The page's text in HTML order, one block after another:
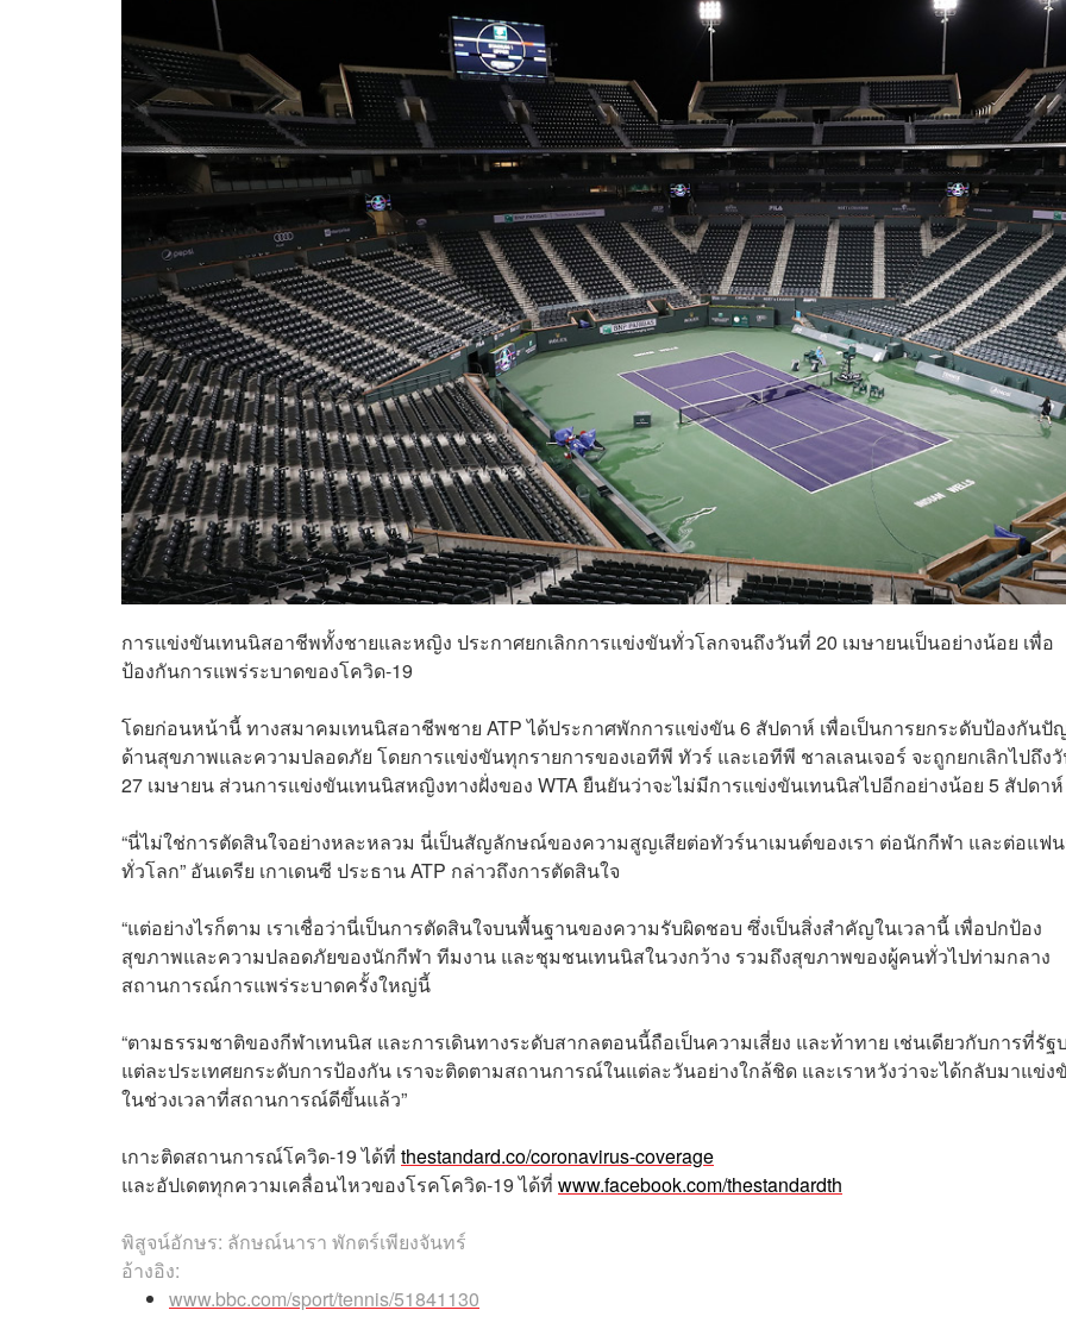
การแข่งขันเทนนิสอาชีพทั้งชายและหญิง ประกาศยกเลิกการแข่งขันทั่วโลกจนถึงวันที่ 20 เมษายนเป็นอย่างน้อย เพื่อ
ป้องกันการแพร่ระบาดของโควิด-19
โดยก่อนหน้านี้ ทางสมาคมเทนนิสอาชีพชาย ATP ได้ประกาศพักการแข่งขัน 6 สัปดาห์ เพื่อเป็นการยกระดับป้องกันปั
ด้านสุขภาพและความปลอดภัย โดยการแข่งขันทุกรายการของเอทีพี ทัวร์ และเอทีพี ชาลเลนเจอร์ จะถูกยกเลิกไปถึง
27 เมษายน ส่วนการแข่งขันเทนนิสหญิงทางฝั่งของ WTA ยืนยันว่าจะไม่มีการแข่งขันเทนนิสไปอีกอย่างน้อย 5 สัปดาห์
“นี่ไม่ใช่การตัดสินใจอย่างหละหลวม นี่เป็นสัญลักษณ์ของความสูญเสียต่อทัวร์นาเมนต์ของเรา ต่อนักกีฬา และต่อแฟ
ทั่วโลก” อันเดรีย เกาเดนซี ประธาน ATP กล่าวถึงการตัดสินใจ
“แต่อย่างไรก็ตาม เราเชื่อว่านี่เป็นการตัดสินใจบนพื้นฐานของความรับผิดชอบ ซึ่งเป็นสิ่งสำคัญในเวลานี้ เพื่อปกป้อง
สุขภาพและความปลอดภัยของนักกีฬา ทีมงาน และชุมชนเทนนิสในวงกว้าง รวมถึงสุขภาพของผู้คนทั่วไปท่ามกลาง
สถานการณ์การแพร่ระบาดครั้งใหญ่นี้
“ตามธรรมชาติของกีฬาเทนนิส และการเดินทางระดับสากลตอนนี้ถือเป็นความเสี่ยง และท้าทาย เช่นเดียวกับการที่รัฐ
แต่ละประเทศยกระดับการป้องกัน เราจะติดตามสถานการณ์ในแต่ละวันอย่างใกล้ชิด และเราหวังว่าจะได้กลับมาแข่ง
ในช่วงเวลาที่สถานการณ์ดีขึ้นแล้ว”
เกาะติดสถานการณ์โควิด-19ได้ที่ thestandard.co/coronavirus-coverage
และอัปเดตทุกความเคลื่อนไหวของโรคโควิด-19ได้ที่ www.facebook.com/thestandardth
พิสูจน์อักษร: ลักษณ์นารา พักตร์เพียงจันทร์
อ้างอิง:
www.bbc.com/sport/tennis/51841130